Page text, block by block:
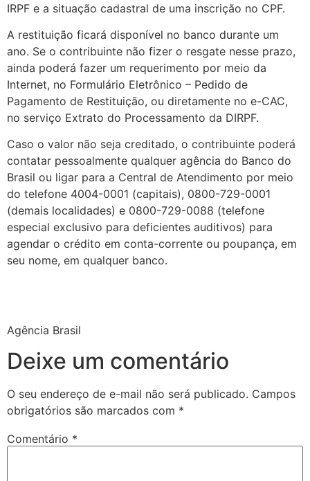
IRPF e a situação cadastral de uma inscrição no CPF.
A restituição ficará disponível no banco durante um
ano. Se o contribuinte não fizer o resgate nesse prazo,
ainda poderá fazer um requerimento por meio da
Internet, no Formulário Eletrônico – Pedido de
Pagamento de Restituição, ou diretamente no e-CAC,
no serviço Extrato do Processamento da DIRPF.
Caso o valor não seja creditado, o contribuinte poderá
contatar pessoalmente qualquer agência do Banco do
Brasil ou ligar para a Central de Atendimento por meio
do telefone 4004-0001 (capitais), 0800-729-0001
(demais localidades) e 0800-729-0088 (telefone
especial exclusivo para deficientes auditivos) para
agendar o crédito em conta-corrente ou poupança, em
seu nome, em qualquer banco.
Agência Brasil
Deixe um comentário
O seu endereço de e-mail não será publicado. Campos
obrigatórios são marcados com *
Comentário *